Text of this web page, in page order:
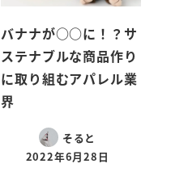
バナナが○○に！？サ
ステナブルな商品作り
に取り組むアパレル業
界
そると
投稿日
2022年6月28日